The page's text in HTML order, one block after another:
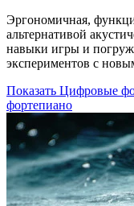
Эргономичная,
альтернативой
навыки игры и
экспериментов с
Показать Цифровые
фортепиано